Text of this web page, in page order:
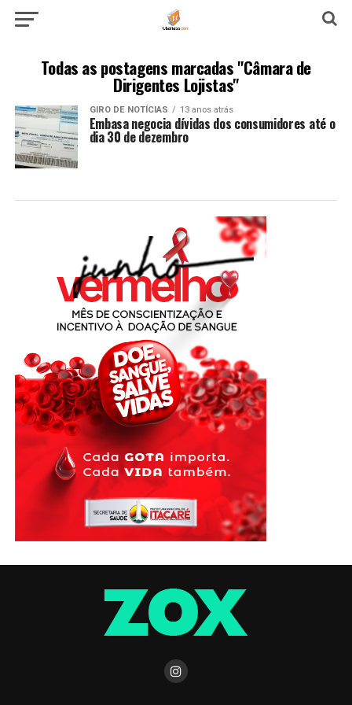
Todas as postagens marcadas "Câmara de
Dirigentes Lojistas"
GIRO DE NOTÍCIAS 13 anos atrás
Embasa negocia dívidas dos consumidores até o
dia 30 de dezembro